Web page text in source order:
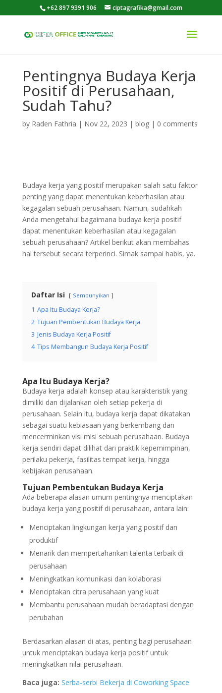
+62 897 9391 906 ciptagrafika@gmail.com
Pentingnya Budaya Kerja
Positif di Perusahaan,
Sudah Tahu?
by Raden Fathria | Nov 22, 2023 | blog| 0 comments
Budaya kerja yang positif merupakan salah satu faktor
penting yang dapat menentukan keberhasilan atau
kegagalan sebuah perusahaan. Namun, sudahkah
Anda mengetahui bagaimana budaya kerja positif
dapat menentukan keberhasilan atau kegagalan
sebuah perusahaan? Artikel berikut akan membahas
hal tersebut secara terperinci. Simak sampai habis, ya.
Daftar Isi Sembunyikan
1 Apa Itu Budaya Kerja?
2 Tujuan Pembentukan Budaya Kerja
3 Jenis Budaya Kerja Positif
4 Tips Membangun Budaya Kerja Positif
Apa Itu Budaya Kerja?
Budaya kerja adalah konsep atau karakteristik yang
dimiliki dan dijalankan oleh setiap pekerja di
perusahaan. Selain itu, budaya kerja dapat dikatakan
sebagai suatu kebiasaan yang berkembang dan
mencerminkan visi misi sebuah perusahaan. Budaya
kerja sendiri dapat dilihat dari praktik kepemimpinan,
perilaku pekerja, fasilitas tempat kerja, hingga
kebijakan perusahaan.
Tujuan Pembentukan Budaya Kerja
Ada beberapa alasan umum pentingnya menciptakan
budaya kerja yang positif di perusahaan, antara lain:
Menciptakan lingkungan kerja yang positif dan
produktif
Menarik dan mempertahankan talenta terbaik di
perusahaan
Meningkatkan komunikasi dan kolaborasi
Menciptakan citra perusahaan yang kuat
Membantu perusahaan mudah beradaptasi dengan
perubahan
Berdasarkan alasan di atas, penting bagi perusahaan
untuk menciptakan budaya kerja positif untuk
meningkatkan nilai perusahaan.
Baca juga: Serba-serbi Bekerja di Coworking Space